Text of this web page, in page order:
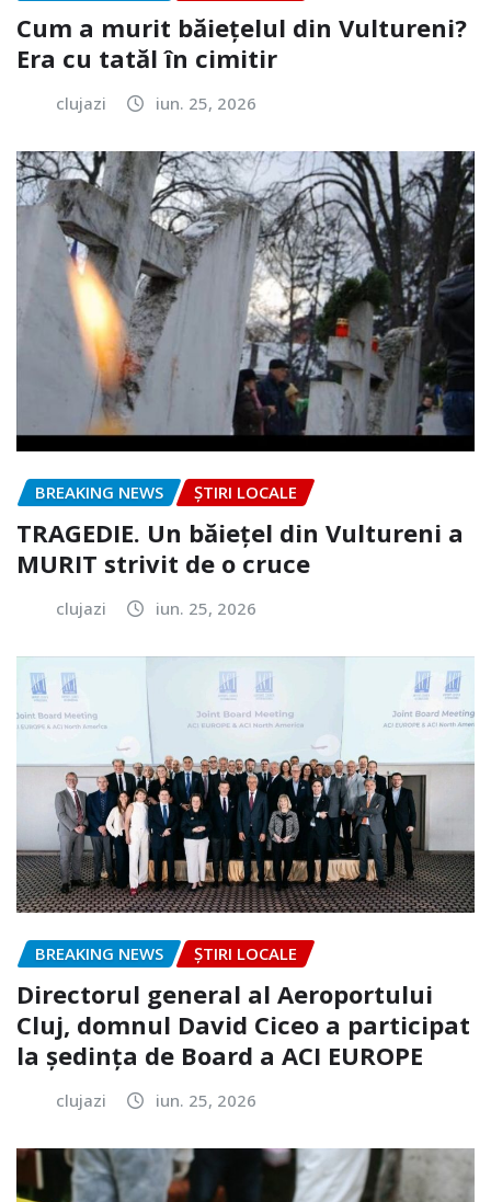
Cum a murit băiețelul din Vultureni?
Era cu tatăl în cimitir
clujazi iun. 25, 2026
BREAKING NEWS ȘTIRI LOCALE
TRAGEDIE. Un băiețel din Vultureni a
MURIT strivit de o cruce
clujazi iun. 25, 2026
BREAKING NEWS ȘTIRI LOCALE
Directorul general al Aeroportului
Cluj, domnul David Ciceo a participat
la ședința de Board a ACI EUROPE
clujazi iun. 25, 2026